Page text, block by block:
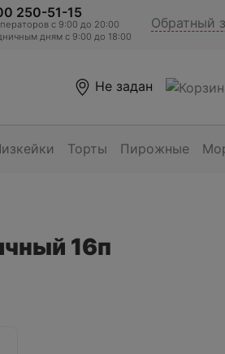
250-51-15
c 9:00 до 20:00
дням с 9:00 до 18:00
Обратный
Не задан
Торты Пирожные
16п